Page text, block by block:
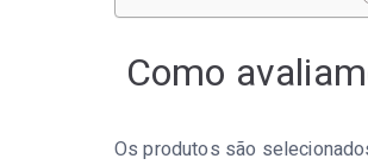
Como
Os produtos são